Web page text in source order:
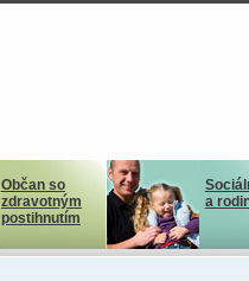
Občan so
zdravotným
postihnutím
a